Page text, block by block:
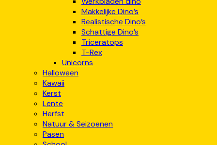
Makkelijke Dino’s
Realistische Dino’s
Schattige Dino’s
Triceratops
T-Rex
Unicorns
Halloween
Kawaii
Kerst
Lente
Herfst
Natuur & Seizoenen
Pasen